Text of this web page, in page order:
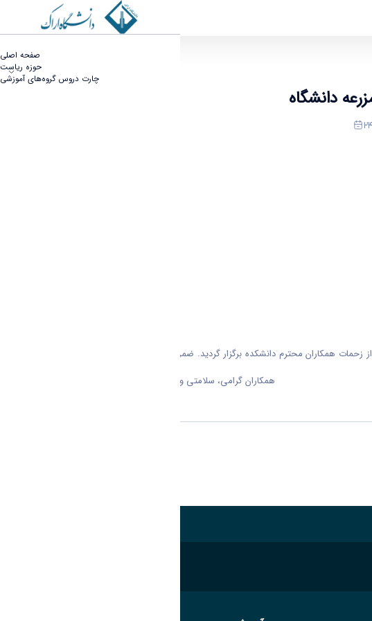
صفحه اصلی
حوزه ریاست
چارت دروس گروه‌های آموزشی
دانشگاه
تاریخ 22 اردیبهشت 1404 در مزرعه دانشگاه و به مناسبت تقدیر از زحمات همکاران محترم دانشکده برگزار گردید. ضمن تشکر و قدردانی از استقبال و حضور
همکاران گرامی، سلامتی و تندرستی را برای عزیزان آرزو می کنیم